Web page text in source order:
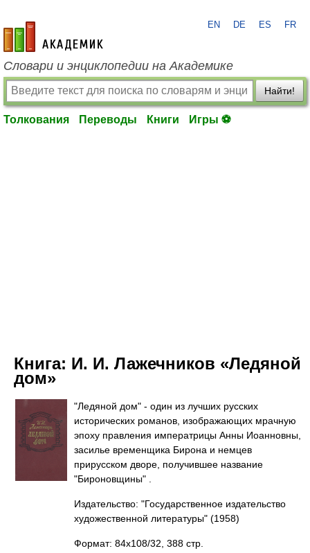
academic.ru
EN DE ES FR
Словари и энциклопедии на Академике
Найти!
Толкования Переводы Книги Игры ⚽
Книга: И. И. Лажечников «Ледяной
дом»
"Ледяной дом" - один из лучших русских
исторических романов, изображающих мрачную
эпоху правления императрицы Анны Иоанновны,
засилье временщика Бирона и немцев
прирусском дворе, получившее название
"Бироновщины" .
Издательство: "Государственное издательство
художественной литературы" (1958)
Формат: 84x108/32, 388 стр.